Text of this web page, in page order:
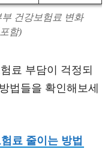
건강보험료 변화
함)
료 부담이 걱정되
법들을 확인해보세
료 줄이는 방법